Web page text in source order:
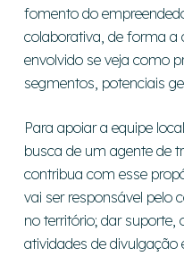
fomento do
colaborativa, de forma a
envolvido se veja como
segmentos, potenciais
Para apoiar a equipe
busca de um agente de
contribua com esse
vai ser responsável pelo
no território; dar suporte,
atividades de